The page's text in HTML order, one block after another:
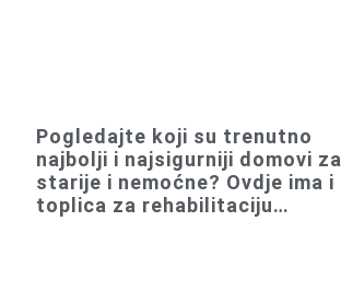
Pogledajte koji su trenutno
najbolji i najsigurniji domovi za
starije i nemoćne? Ovdje ima i
toplica za rehabilitaciju…